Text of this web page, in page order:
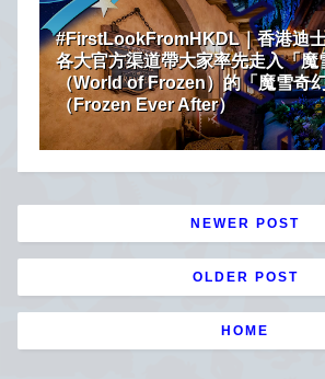
#FirstLookFromHKDL｜香港迪
各大官方渠道帶大家率先走入「魔
（World of Frozen）的「魔雪奇
（Frozen Ever After）
NEWER POST
OLDER POST
HOME